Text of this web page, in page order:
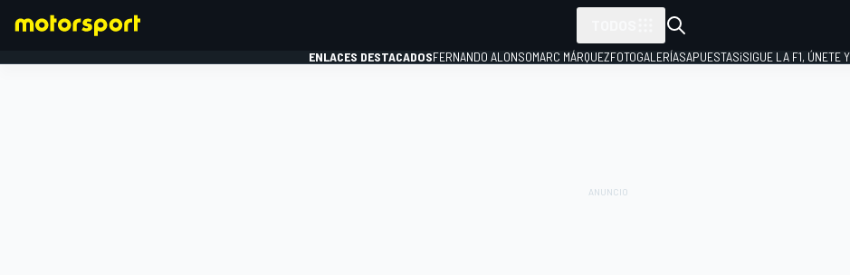
ENLACES DESTACADOSFERNANDO ALONSOMARC MÁRQUEZFOTOGALERÍASAPUESTAS¡SIGUE LA F1, ÚNETE